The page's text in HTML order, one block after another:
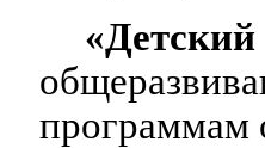
программам